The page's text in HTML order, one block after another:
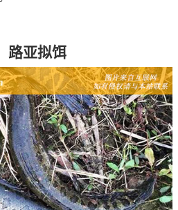
路亚拟饵